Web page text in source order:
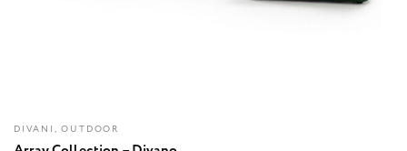
DIVANI, OUTDOOR